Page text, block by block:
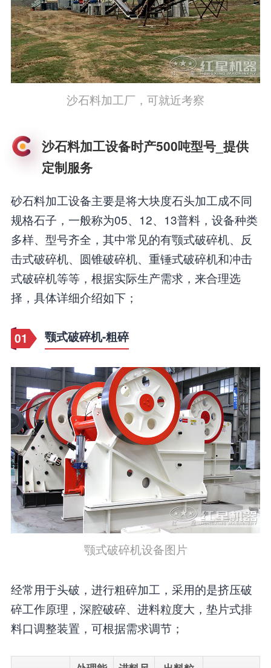
沙石料加工厂，可就近考察
沙石料加工设备时产500吨型号_提供
定制服务
砂石料加工设备主要是将大块度石头加工成不同
规格石子，一般称为05、12、13普料，设备种类
多样、型号齐全，其中常见的有颚式破碎机、反
击式破碎机、圆锥破碎机、重锤式破碎机和冲击
式破碎机等等，根据实际生产需求，来合理选
择，具体详细介绍如下；
01 颚式破碎机-粗碎
颚式破碎机设备图片
经常用于头破，进行粗碎加工，采用的是挤压破
碎工作原理，深腔破碎、进料粒度大，垫片式排
料口调整装置，可根据需求调节；